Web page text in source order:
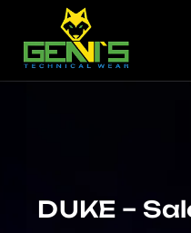
DUKE –